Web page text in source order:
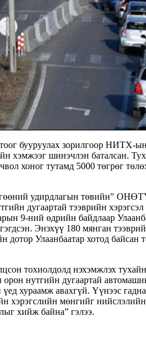
бууруулах зорилгоор НИТХ-
хэмжээг шинэчлэн баталсан.
хоног тутамд 5000 төгрөг
удирдлагын төвийн"
дугаартай тээврийн
9-ний өдрийн байдлаар
Энэхүү 180 мянган
Улаанбаатар хотод байсан
тохиолдолд нэхэмжлэх
нутгийн дугаартай
хураамж авахгүй. Үүнээс
хэрэгслийн мөнгийг
хийж байна” гэлээ.